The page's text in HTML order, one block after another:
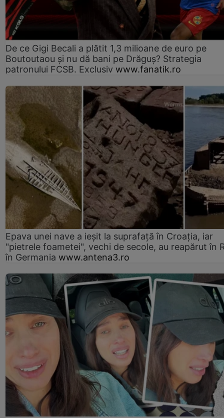
De ce Gigi Becali a plătit 1,3 milioane de euro pe
Boutoutaou și nu dă bani pe Drăguș? Strategia
patronului FCSB. Exclusiv www.fanatik.ro
Epava unei nave a ieșit la suprafață în Croația, iar
"pietrele foametei", vechi de secole, au reapărut în
în Germania www.antena3.ro